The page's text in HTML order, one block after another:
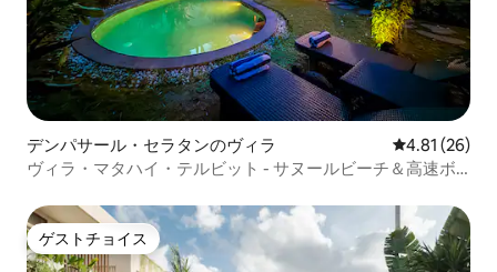
デンパサール・セラタンのヴィラ レビュー26
4.81 (26)
ヴィラ・マタハイ・テルビット - サヌールビーチ＆高速ボ
ゲストチョイス
ゲストチョイス